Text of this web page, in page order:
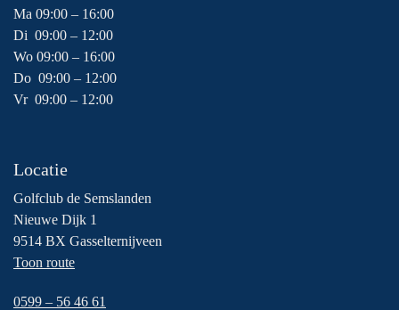
Ma 09:00 – 16:00
Di 09:00 – 12:00
Wo 09:00 – 16:00
Do 09:00 – 12:00
Vr 09:00 – 12:00
Locatie
Golfclub de Semslanden
Nieuwe Dijk 1
9514 BX Gasselternijveen
Toon route
0599 – 56 46 61